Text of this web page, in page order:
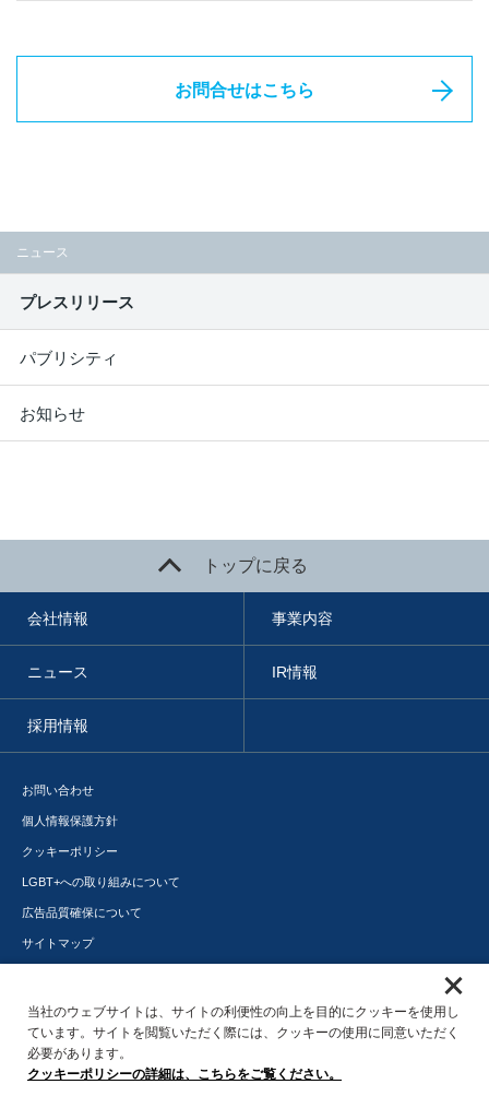
お問合せはこちら
ニュース
プレスリリース
パブリシティ
お知らせ
トップに戻る
会社情報 事業内容
ニュース IR情報
採用情報
お問い合わせ
個人情報保護方針
クッキーポリシー
LGBT+への取り組みについて
広告品質確保について
サイトマップ
サステナビリティ
当社のウェブサイトは、サイトの利便性の向上を目的にクッキーを使用し
ています。サイトを閲覧いただく際には、クッキーの使用に同意いただく
必要があります。
クッキーポリシーの詳細は、こちらをご覧ください。